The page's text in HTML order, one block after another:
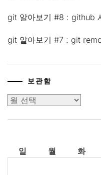
git 알아보기 #8 : github
git 알아보기 #7 : git
보관함
보
일
월 화